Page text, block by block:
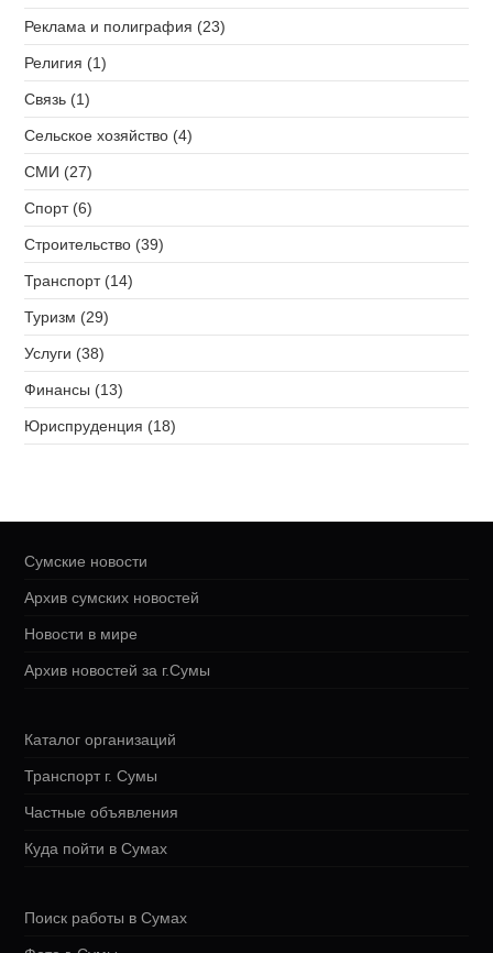
Реклама и полиграфия (23)
Религия (1)
Связь (1)
Сельское хозяйство (4)
СМИ (27)
Спорт (6)
Строительство (39)
Транспорт (14)
Туризм (29)
Услуги (38)
Финансы (13)
Юриспруденция (18)
Сумские новости
Архив сумских новостей
Новости в мире
Архив новостей за г.Сумы
Каталог организаций
Транспорт г. Сумы
Частные объявления
Куда пойти в Сумах
Поиск работы в Сумах